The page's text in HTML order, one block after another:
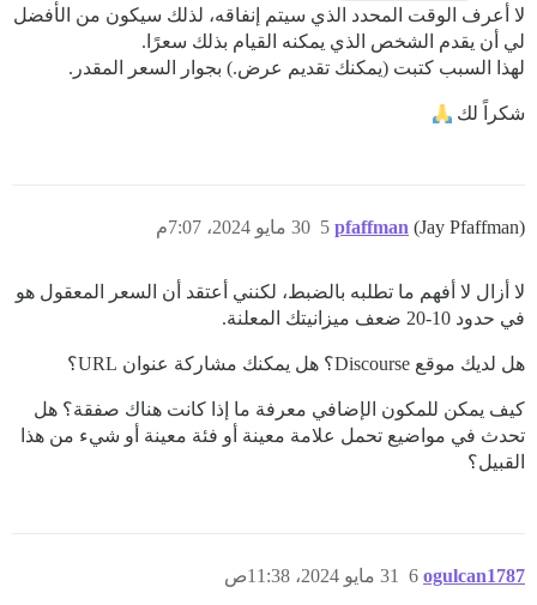
لا أعرف الوقت المحدد الذي سيتم إنفاقه، لذلك سيكون من الأفضل
لي أن يقدم الشخص الذي يمكنه القيام بذلك سعرًا.
لهذا السبب كتبت (يمكنك تقديم عرض.) بجوار السعر المقدر.
شكراً لك
pfaffman (Jay Pfaffman) 30 مايو 2024، 7:07م 5
لا أزال لا أفهم ما تطلبه بالضبط، لكنني أعتقد أن السعر المعقول هو
في حدود 10-20 ضعف ميزانيتك المعلنة.
هل لديك موقع Discourse؟ هل يمكنك مشاركة عنوان URL؟
كيف يمكن للمكون الإضافي معرفة ما إذا كانت هناك صفقة؟ هل
تحدث في مواضيع تحمل علامة معينة أو فئة معينة أو شيء من هذا
القبيل؟
ogulcan1787 31 مايو 2024، 11:38ص 6